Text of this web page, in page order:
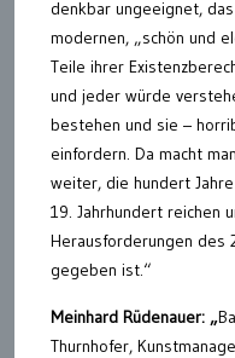
denkbar ungeeignet,
modernen, „schön und
Teile ihrer
und jeder würde
bestehen und sie –
einfordern. Da macht
weiter, die hundert
19. Jahrhundert reichen
Herausforderungen des
gegeben ist.“
Meinhard Rüdenauer: „
Thurnhofer,